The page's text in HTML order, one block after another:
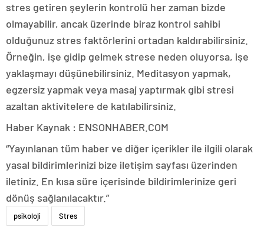
stres getiren şeylerin kontrolü her zaman bizde
olmayabilir, ancak üzerinde biraz kontrol sahibi
olduğunuz stres faktörlerini ortadan kaldırabilirsiniz.
Örneğin, işe gidip gelmek strese neden oluyorsa, işe
yaklaşmayı düşünebilirsiniz. Meditasyon yapmak,
egzersiz yapmak veya masaj yaptırmak gibi stresi
azaltan aktivitelere de katılabilirsiniz.
Haber Kaynak : ENSONHABER.COM
“Yayınlanan tüm haber ve diğer içerikler ile ilgili olarak
yasal bildirimlerinizi bize iletişim sayfası üzerinden
iletiniz. En kısa süre içerisinde bildirimlerinize geri
dönüş sağlanılacaktır.”
psikoloji Stres